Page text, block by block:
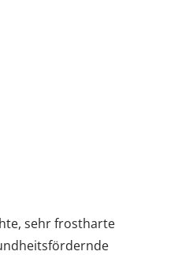
sehr frostharte